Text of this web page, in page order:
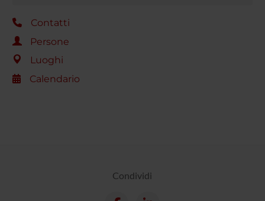
Contatti
Persone
Luoghi
Calendario
Condividi